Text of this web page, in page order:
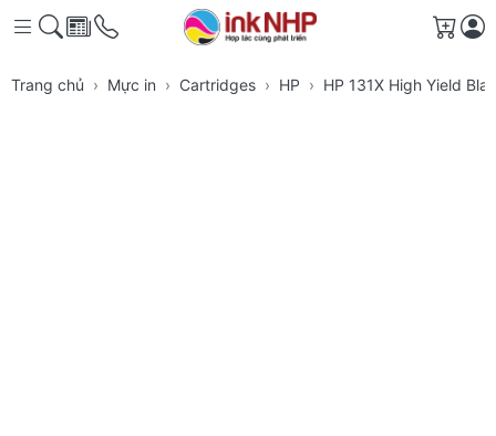
Giỏ
Trang chủ Mực in Cartridges HP HP 131X High Yield